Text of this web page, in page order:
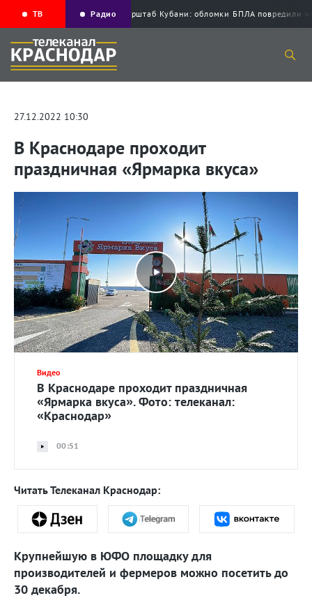
ТВ Радио Оперштаб Кубани: обломки БПЛА
27.12.2022 10:30
В Краснодаре проходит
праздничная «Ярмарка вкуса»
Видео
В Краснодаре проходит праздничная
«Ярмарка вкуса». Фото: телеканал:
«Краснодар»
00:51
Читать Телеканал Краснодар:
Крупнейшую в ЮФО площадку для
производителей и фермеров можно посетить до
30 декабря.